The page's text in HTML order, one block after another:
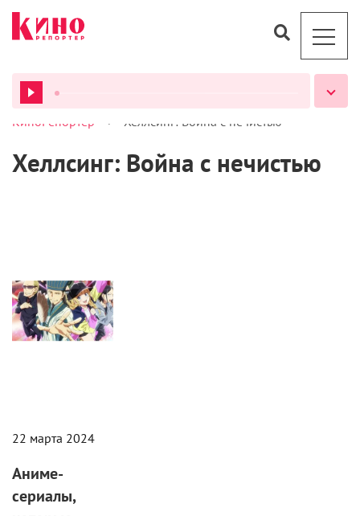
ВСЕ ПОДКАСТЫ
КиноРепортер > Хеллсинг: Война с нечистью
Хеллсинг: Война с нечистью
22 марта 2024
Аниме-
сериалы,